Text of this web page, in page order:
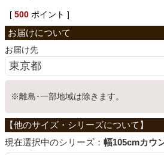
収納家具
ホームオフィス
こたつ
[ 500 ポイント ]
お届け先
※離島･一部地域は除きます。
シリーズ： 幅105cmカウ